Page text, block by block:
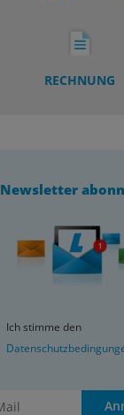
RECHNUNG
Newsletter
Ich stimme den